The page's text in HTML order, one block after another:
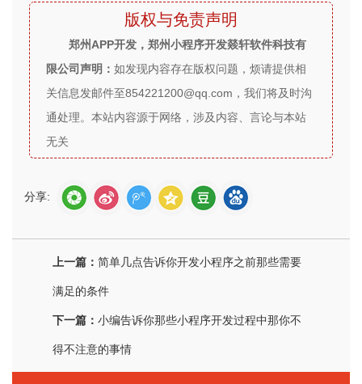
版权与免责声明
郑州APP开发，郑州小程序开发燚轩软件科技有
限公司声明： 如发现内容存在版权问题，烦请提供相
关信息发邮件至854221200@qq.com，我们将及时沟
通处理。本站内容源于网络，涉及内容、言论与本站
无关
分享:
上一篇： 简单几点告诉你开发小程序之前那些需要
满足的条件
下一篇： 小编告诉你那些小程序开发过程中那你不
得不注意的事情